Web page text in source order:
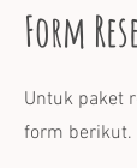
Form
Untuk paket
form berikut.